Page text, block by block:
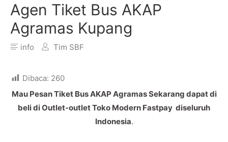
Agen Tiket Bus AKAP
Agramas Kupang
info Tim SBF
Dibaca: 260
Mau Pesan Tiket Bus AKAP Agramas Sekarang dapat di
beli di Outlet-outlet Toko Modern Fastpay diseluruh
Indonesia.